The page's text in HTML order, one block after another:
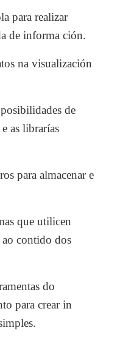
para realizar
de informa ción.
na visualización
de
as librarías
para almacenar e
que utilicen
ao contido dos
do
para crear in